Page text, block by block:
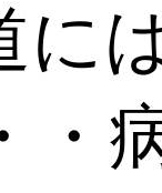
に
・